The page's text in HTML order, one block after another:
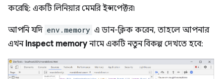
করেছি: একটি লিনিয়ার মেমরি ইন্সপেক্টর৷
আপনি যদি env.memory এ ডান-ক্লিক করেন, তাহলে আপনার
এখন Inspect memoryনামে একটি নতুন বিকল্প দেখতে হবে: